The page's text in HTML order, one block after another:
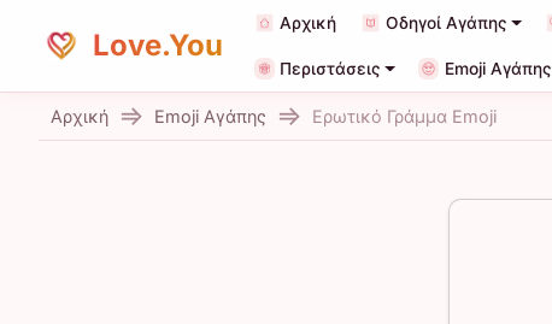
Love.You
Αρχική Οδηγοί Αγάπης
Περιστάσεις Emoji Αγάπης
Αρχική Emoji Αγάπης Ερωτικό Γράμμα Emoji